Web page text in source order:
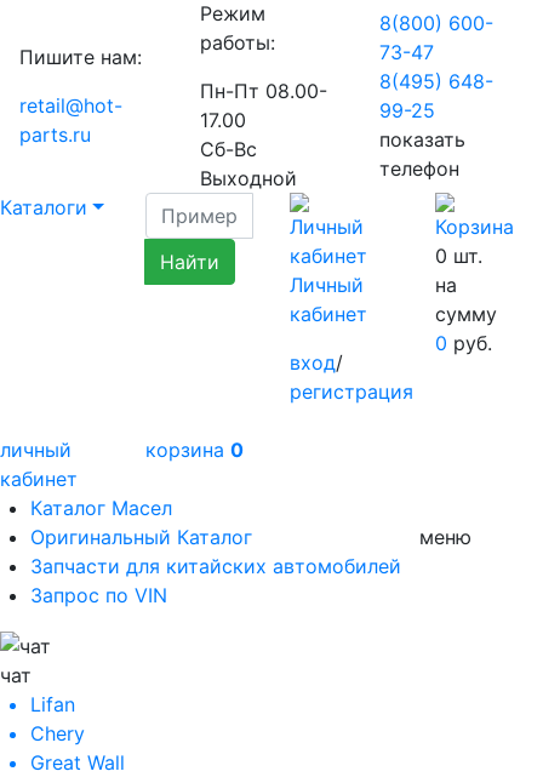
Пишите нам:
retail@hot-
parts.ru
Режим
работы:
Пн-Пт 08.00-
17.00
Сб-Вс
Выходной
8(800) 600-
73-47
8(495) 648-
99-25
показать
телефон
Каталоги
Личный
кабинет
вход/
регистрация
0 шт.
на
сумму
0 руб.
личный
кабинет
корзина 0
Каталог Масел
Оригинальный Каталог
Запчасти для китайских автомобилей
Запрос по VIN
меню
чат
Lifan
Chery
Great Wall